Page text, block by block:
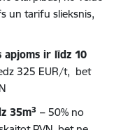
un tarifu slieksnis,
ir līdz 10
325 EUR/t, bet
35m3 – 50% no